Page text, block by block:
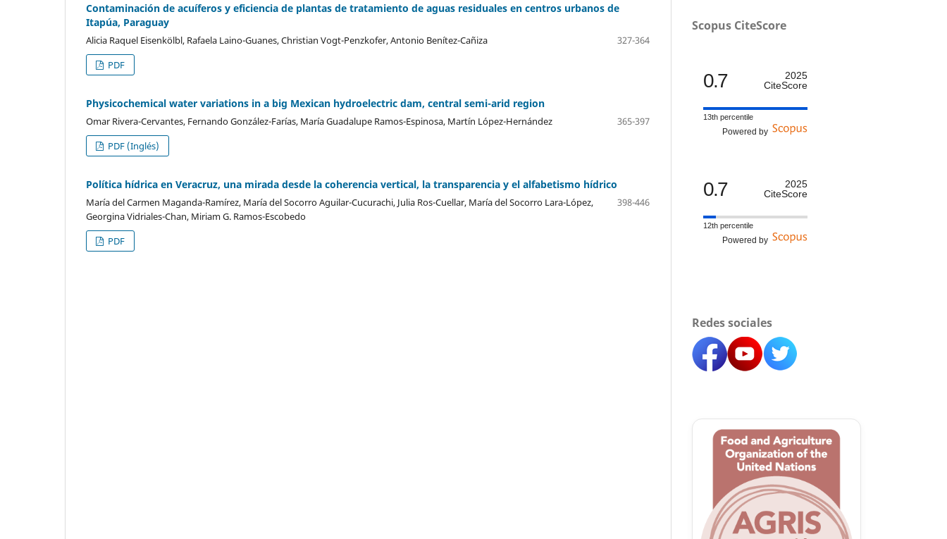
Contaminación de acuíferos y eficiencia de plantas de tratamiento de aguas residuales en centros urbanos de
Itapúa, Paraguay
Alicia Raquel Eisenkölbl, Rafaela Laino-Guanes, Christian Vogt-Penzkofer, Antonio Benítez-Cañiza
327-364
PDF
Physicochemical water variations in a big Mexican hydroelectric dam, central semi-arid region
Omar Rivera-Cervantes, Fernando González-Farías, María Guadalupe Ramos-Espinosa, Martín López-Hernández
365-397
PDF (Inglés)
Política hídrica en Veracruz, una mirada desde la coherencia vertical, la transparencia y el alfabetismo hídrico
María del Carmen Maganda-Ramírez, María del Socorro Aguilar-Cucurachi, Julia Ros-Cuellar, María del Socorro Lara-López,
Georgina Vidriales-Chan, Miriam G. Ramos-Escobedo
398-446
PDF
Scopus CiteScore
0.7
2025
CiteScore
13th percentile
Powered by
0.7
2025
CiteScore
12th percentile
Powered by
Redes sociales